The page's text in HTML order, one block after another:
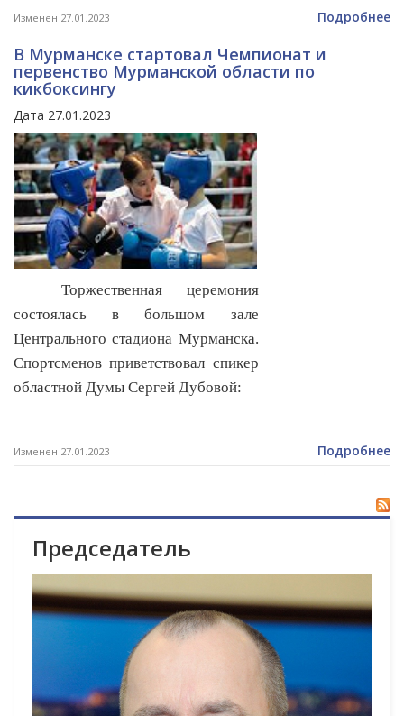
Изменен 27.01.2023 Подробнее
В Мурманске стартовал Чемпионат и
первенство Мурманской области по
кикбоксингу
Дата 27.01.2023
Торжественная церемония
состоялась в большом зале
Центрального стадиона Мурманска.
Спортсменов приветствовал спикер
областной Думы Сергей Дубовой:
Изменен 27.01.2023 Подробнее
Председатель